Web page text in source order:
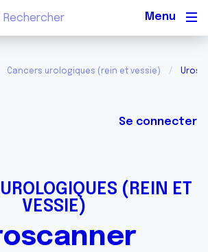
Cancers urologiques (rein et vessie)
Se connecter
(REIN ET
VESSIE)